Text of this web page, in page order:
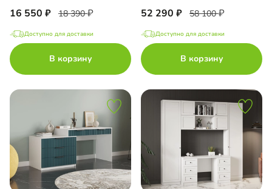
16 550 18 390
Доступно для доставки
В корзину
52 290 58 100
Доступно для доставки
В корзину